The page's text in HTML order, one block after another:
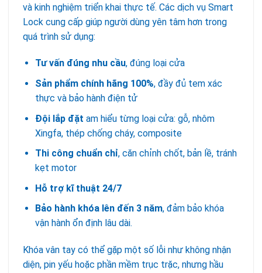
và kinh nghiệm triển khai thực tế. Các dịch vụ Smart
Lock cung cấp giúp người dùng yên tâm hơn trong
quá trình sử dụng:
Tư vấn đúng nhu cầu, đúng loại cửa
Sản phẩm chính hãng 100%, đầy đủ tem xác
thực và bảo hành điện tử
Đội lắp đặt am hiểu từng loại cửa: gỗ, nhôm
Xingfa, thép chống cháy, composite
Thi công chuẩn chỉ, căn chỉnh chốt, bản lề, tránh
kẹt motor
Hỗ trợ kĩ thuật 24/7
Bảo hành khóa lên đến 3 năm, đảm bảo khóa
vận hành ổn định lâu dài.
Khóa vân tay có thể gặp một số lỗi như không nhận
diện, pin yếu hoặc phần mềm trục trặc, nhưng hầu